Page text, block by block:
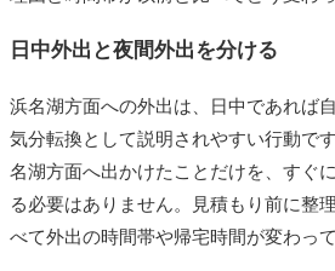
日中外出と夜間外出を分ける
浜名湖方面への外出は、日中であれば
気分転換として説明されやすい行動で
名湖方面へ出かけたことだけを、すぐ
る必要はありません。見積もり前に整
べて外出の時間帯や帰宅時間が変わっ